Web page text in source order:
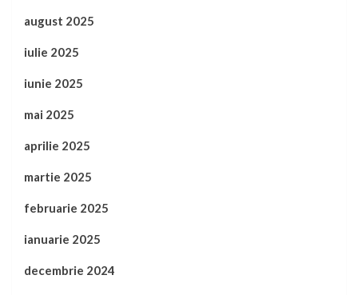
august 2025
iulie 2025
iunie 2025
mai 2025
aprilie 2025
martie 2025
februarie 2025
ianuarie 2025
decembrie 2024